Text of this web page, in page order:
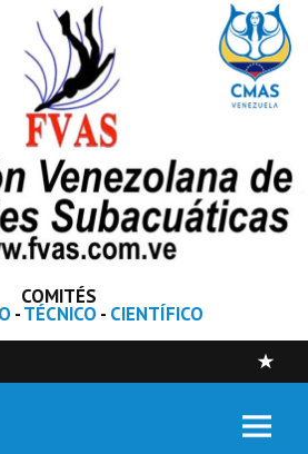
COMITÉS
-TÉCNICO - CIENTÍFICO